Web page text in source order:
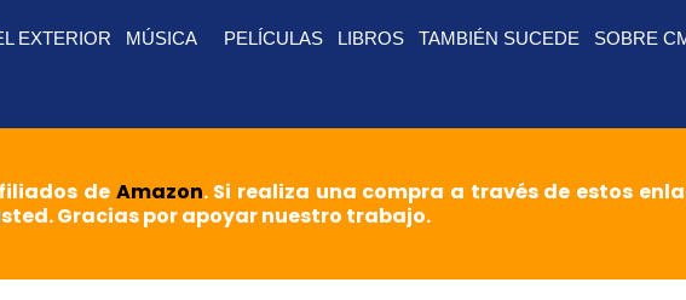
EXTERIOR MÚSICA PELÍCULAS LIBROS TAMBIÉN SUCEDE SOBRE
de Amazon. Si realiza una compra a través de estos
Gracias por apoyar nuestro trabajo.